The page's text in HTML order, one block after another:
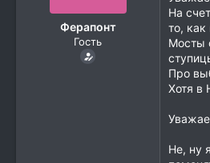
Ферапонт
Гость
На
то,
Мосты
Про
Хотя в
Не, ну